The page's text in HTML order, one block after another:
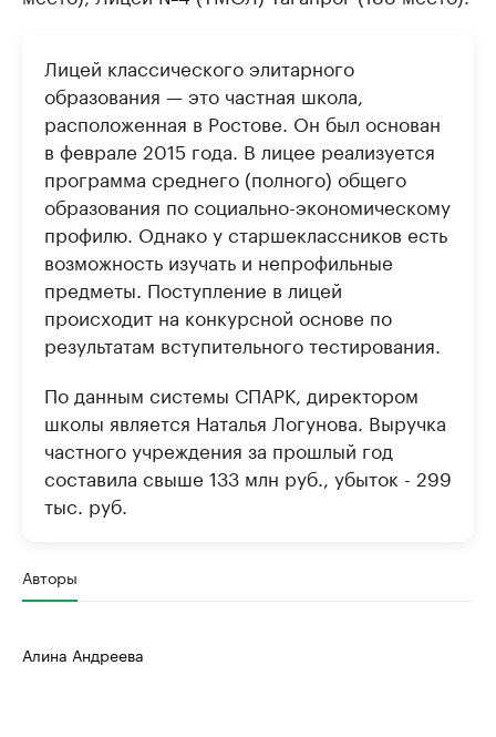
Лицей классического элитарного
образования — это частная школа,
расположенная в Ростове. Он был основан
в феврале 2015 года. В лицее реализуется
программа среднего (полного) общего
образования по социально-экономическому
профилю. Однако у старшеклассников есть
возможность изучать и непрофильные
предметы. Поступление в лицей
происходит на конкурсной основе по
результатам вступительного тестирования.
По данным системы СПАРК, директором
школы является Наталья Логунова. Выручка
частного учреждения за прошлый год
составила свыше 133 млн руб., убыток - 299
тыс. руб.
Авторы
Алина Андреева